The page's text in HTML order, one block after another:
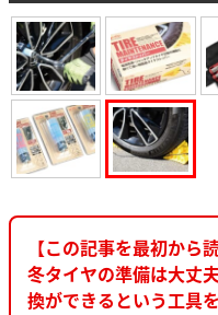
【この記事を最初から読
冬タイヤの準備は大丈
換ができるという工具